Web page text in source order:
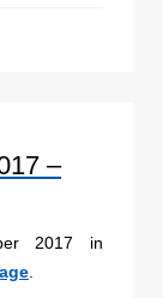
–
2017 in
.